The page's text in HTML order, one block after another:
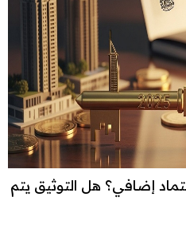
إضافي؟ هل التوثيق يتم